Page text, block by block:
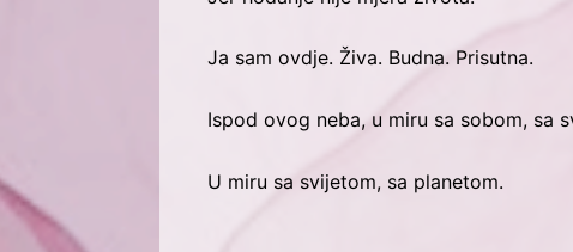
Ja sam ovdje. Živa. Budna. Prisutna.
Ispod ovog neba, u miru sa sobom, sa
U miru sa svijetom, sa planetom.